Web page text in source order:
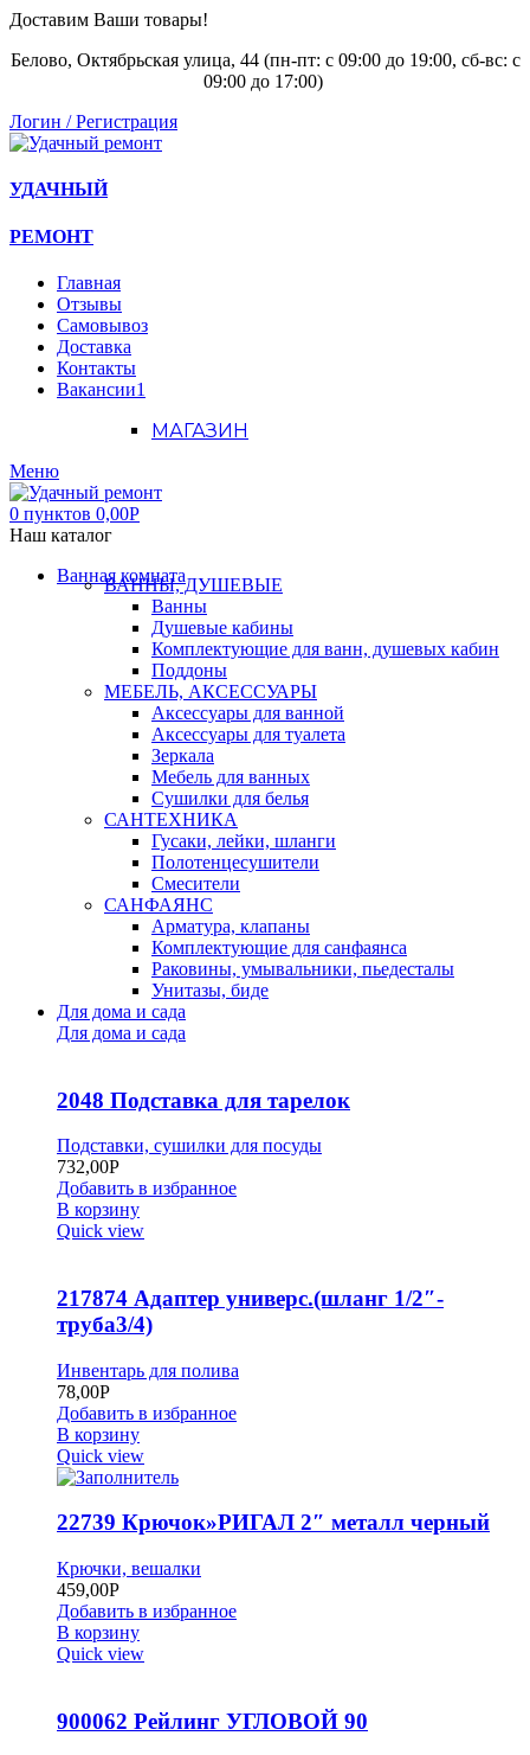
Доставим Ваши товары!
Белово, Октябрьская улица, 44 (пн-пт: с 09:00 до 19:00, сб-вс: с
09:00 до 17:00)
Логин / Регистрация
УДАЧНЫЙ
РЕМОНТ
Главная
Отзывы
Самовывоз
Доставка
Контакты
Вакансии1
МАГАЗИН
Меню
0 пунктов 0,00Р
Наш каталог
Ванная комната
ВАННЫ, ДУШЕВЫЕ
Ванны
Душевые кабины
Комплектующие для ванн, душевых кабин
Поддоны
МЕБЕЛЬ, АКСЕССУАРЫ
Аксессуары для ванной
Аксессуары для туалета
Зеркала
Мебель для ванных
Сушилки для белья
САНТЕХНИКА
Гусаки, лейки, шланги
Полотенцесушители
Смесители
САНФАЯНС
Арматура, клапаны
Комплектующие для санфаянса
Раковины, умывальники, пьедесталы
Унитазы, биде
Для дома и сада
Для дома и сада
2048 Подставка для тарелок
Подставки, сушилки для посуды
732,00Р
Добавить в избранное
В корзину
Quick view
217874 Адаптер универс.(шланг 1/2″-
труба3/4)
Инвентарь для полива
78,00Р
Добавить в избранное
В корзину
Quick view
22739 Крючок»РИГАЛ 2″ металл черный
Крючки, вешалки
459,00Р
Добавить в избранное
В корзину
Quick view
900062 Рейлинг УГЛОВОЙ 90